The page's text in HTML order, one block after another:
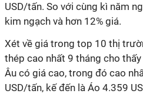
USD/tấn. So với cùng kì năm
kim ngạch và hơn 12% giá.
Xét về giá trong top 10 thị
thép cao nhất 9 tháng cho
Âu có giá cao, trong đó cao
USD/tấn, kế đến là Áo 4.359